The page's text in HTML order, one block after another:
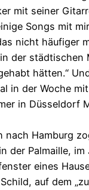
mit seiner
Songs mit
nicht häufiger
der städtischen
hätten.“
in der Woche
in Düsseldorf
nach Hamburg
der Palmaille,
eines
auf dem